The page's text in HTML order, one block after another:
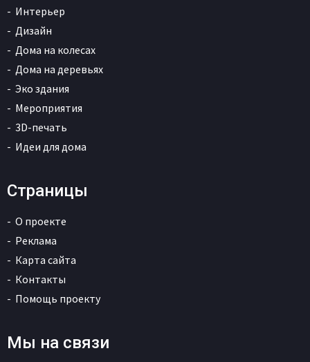
Интерьер
Дизайн
Дома на колесах
Дома на деревьях
Эко здания
Мероприятия
3D-печать
Идеи для дома
Страницы
О проекте
Реклама
Карта сайта
Контакты
Помощь проекту
Мы на связи